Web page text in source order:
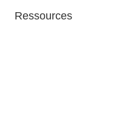
Ressources